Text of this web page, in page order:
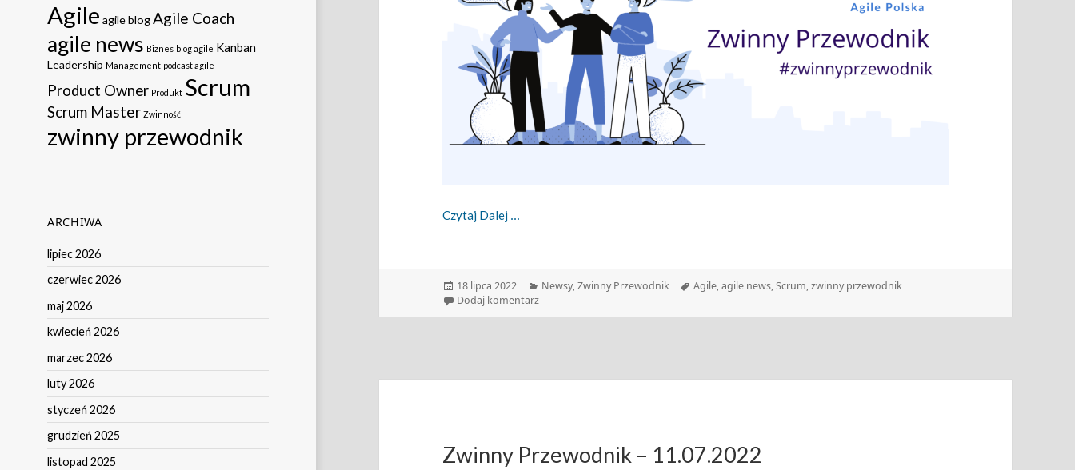
Agile agile blogAgile Coach
agile news Biznes blog agile Kanban
Leadership Management podcast agile
Product Owner Produkt Scrum
Scrum Master Zwinność
zwinny przewodnik
ARCHIWA
lipiec 2026
czerwiec 2026
maj 2026
kwiecień 2026
marzec 2026
luty 2026
styczeń 2026
grudzień 2025
listopad 2025
Czytaj Dalej
Data
publikacji
18 lipca 2022 Kategorie
Newsy,Zwinny Przewodnik Tagi
Agile,agile news,Scrum,zwinny przewodnik
Dodaj komentarzdo Zwinny Przewodnik – 18.07.2022
Zwinny Przewodnik – 11.07.2022